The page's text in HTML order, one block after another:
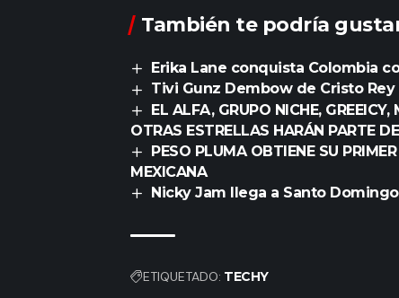
También te podría
Erika Lane conquista Colombia
Tivi Gunz Dembow de Cristo Rey
EL ALFA, GRUPO NICHE,
OTRAS ESTRELLAS HARÁN PARTE
PESO PLUMA OBTIENE SU
MEXICANA
Nicky Jam llega a Santo
ETIQUETADO: TECHY